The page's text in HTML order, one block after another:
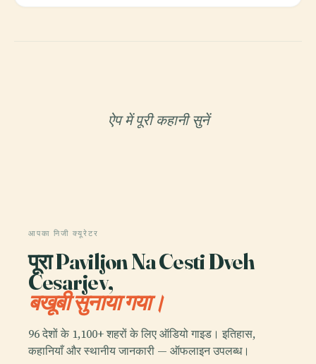
ऐप में पूरी कहानी सुनें
आपका निजी क्यूरेटर
पूरा Paviljon Na Cesti Dveh
Cesarjev,
बखूबी सुनाया गया।
96 देशों के 1,100+ शहरों के लिए ऑडियो गाइड। इतिहास,
कहानियाँ और स्थानीय जानकारी — ऑफलाइन उपलब्ध।